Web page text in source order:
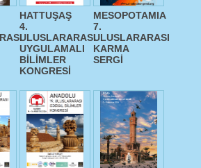
HATTUŞAŞ
4.
ULUSLARARASI
UYGULAMALI
BİLİMLER
KONGRESİ
MESOPOTAMIA
7.
ULUSLARARASI
KARMA
SERGİ